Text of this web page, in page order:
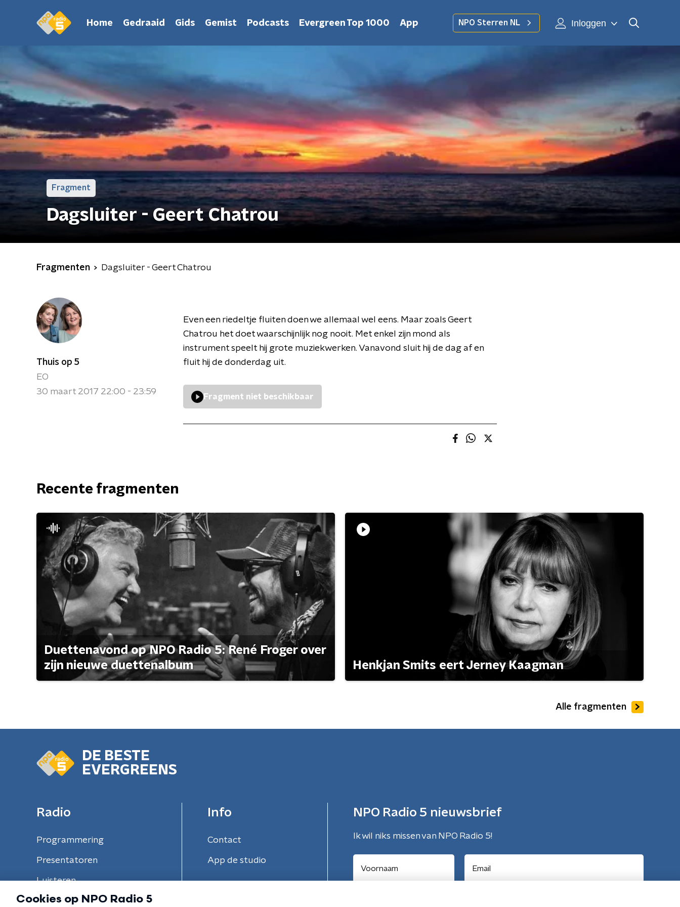
Home Gedraaid Gids Gemist Podcasts Evergreen Top 1000 App NPO Sterren NL Inloggen
Fragment
Dagsluiter - Geert Chatrou
Fragmenten Dagsluiter - Geert Chatrou
Thuis op 5
EO
30 maart 2017 22:00 - 23:59
Even een riedeltje fluiten doen we allemaal wel eens. Maar zoals Geert
Chatrou het doet waarschijnlijk nog nooit. Met enkel zijn mond als
instrument speelt hij grote muziekwerken. Vanavond sluit hij de dag af en
fluit hij de donderdag uit.
Fragment niet beschikbaar
Recente fragmenten
Duettenavond op NPO Radio 5: René Froger over
zijn nieuwe duettenalbum
Henkjan Smits eert Jerney Kaagman
Alle fragmenten
DE BESTE
EVERGREENS
Radio
Programmering
Presentatoren
Luisteren
Info
Contact
App de studio
NPO Radio 5 nieuwsbrief
Ik wil niks missen van NPO Radio 5!